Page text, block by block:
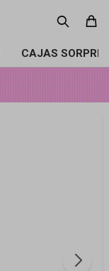
CAJAS